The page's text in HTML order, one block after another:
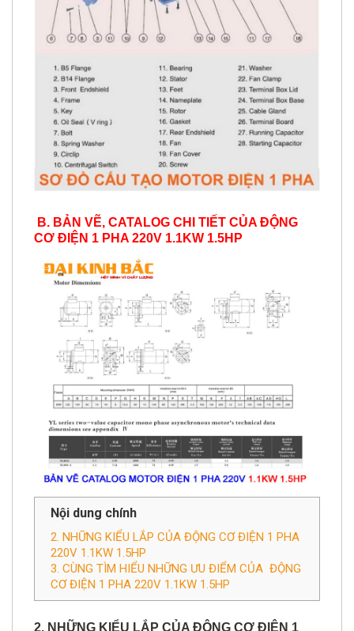
B. BẢN VẼ, CATALOG CHI TIẾT CỦA ​ĐỘNG
CƠ ĐIỆN 1 PHA 220V 1.1KW 1.5HP
Nội dung chính
2. NHỮNG KIỂU LẮP CỦA ​ĐỘNG CƠ ĐIỆN 1 PHA
220V 1.1KW 1.5HP
3. CÙNG TÌM HIỂU NHỮNG ƯU ĐIỂM CỦA ĐỘNG
CƠ ĐIỆN 1 PHA 220V 1.1KW 1.5HP
2. NHỮNG KIỂU LẮP CỦA ​ ĐỘNG CƠ ĐIỆN 1